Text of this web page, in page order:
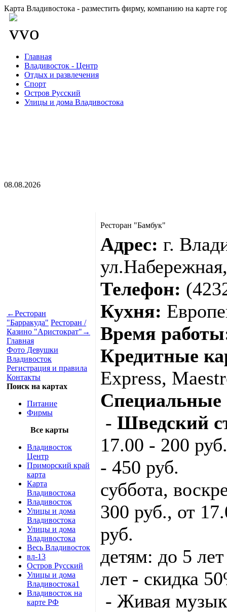
Карта Владивостока - разместить фирму, компанию на карте
Главная
Владивосток - Центр
Отдых и развлечения
Спорт
Остров Русский
Улицы и дома Владивостока
08.08.2026
←Ресторан
"Барракуда" Ресторан /
Казино "Аристократ" →
Главная
Фото Девушки
Владивосток
Регистрация и правила
Контакты
Поиск на картах
Питание
Фирмы
Все карты
Владивосток
Центр
Приморский край
карта
Карта
Владивостока
Владивосток
Улицы и дома
Владивостока
Улицы и дома
Владивостока
Весь Владивосток
вл-13
Остров Русский
Улицы и дома
Владивостока1
Владивосток на
карте РФ
Ресторан "Бамбук"
Адрес: г.
Телефон:
Кухня:
Время
Кредитные
Express,
Специальные
- Шведский
17.00 - 200
- 450 руб.
суббота,
300 руб., от
руб.
детям: до 5
лет - скидка
- Живая